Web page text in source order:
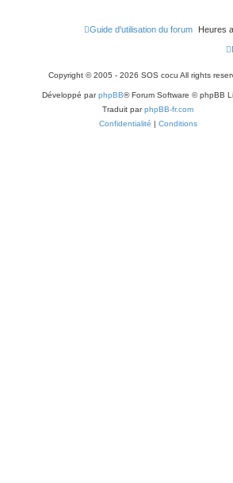
Heures
Guide d'utilisation du forum
Copyright © 2005 - 2026 SOS cocu All rights
Développé parphpBB® Forum Software © phpBB
Traduit parphpBB-fr.com
Confidentialité | Conditions